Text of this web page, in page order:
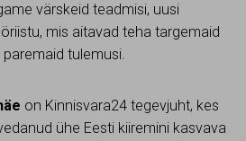
värskeid teadmisi, uusi
mis aitavad teha targemaid
tulemusi.
on Kinnisvara24 tegevjuht, kes
ühe Eesti kiiremini kasvava